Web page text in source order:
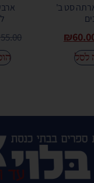
סט ב'
₪
לסל
55.00